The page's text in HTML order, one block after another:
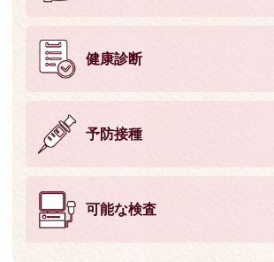
健康診断
予防接種
可能な検査